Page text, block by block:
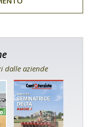
dalle aziende